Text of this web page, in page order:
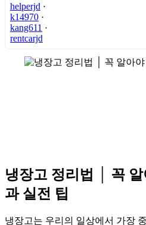
helperjd ·
k14970 ·
kang611 ·
rentcarjd
냉장고 정리법 │ 꼭
과 실전 팁
냉장고는 우리의 일상에서 가장